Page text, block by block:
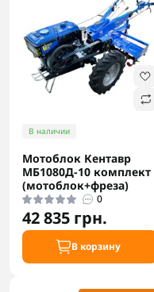
В наличии
Мотоблок Кентавр
МБ1080Д-10 комплект
(мотоблок+фреза)
0
42 835 грн.
В корзину